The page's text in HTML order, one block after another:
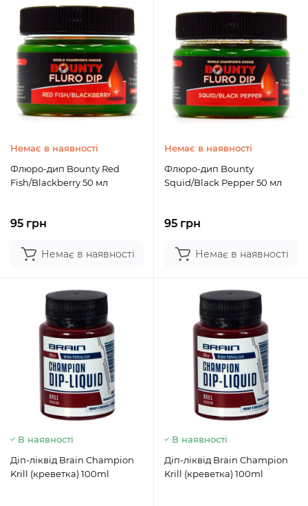
Немає в наявності
Флюро-дип Bounty Red
Fish/Blackberry 50 мл
95 грн
Немає в наявності
Немає в наявності
Флюро-дип Bounty
Squid/Black Pepper 50 мл
95 грн
Немає в наявності
В наявності
Діп-ліквід Brain Champion
Krill (креветка) 100ml
В наявності
Діп-ліквід Brain Champion
Krill (креветка) 100ml